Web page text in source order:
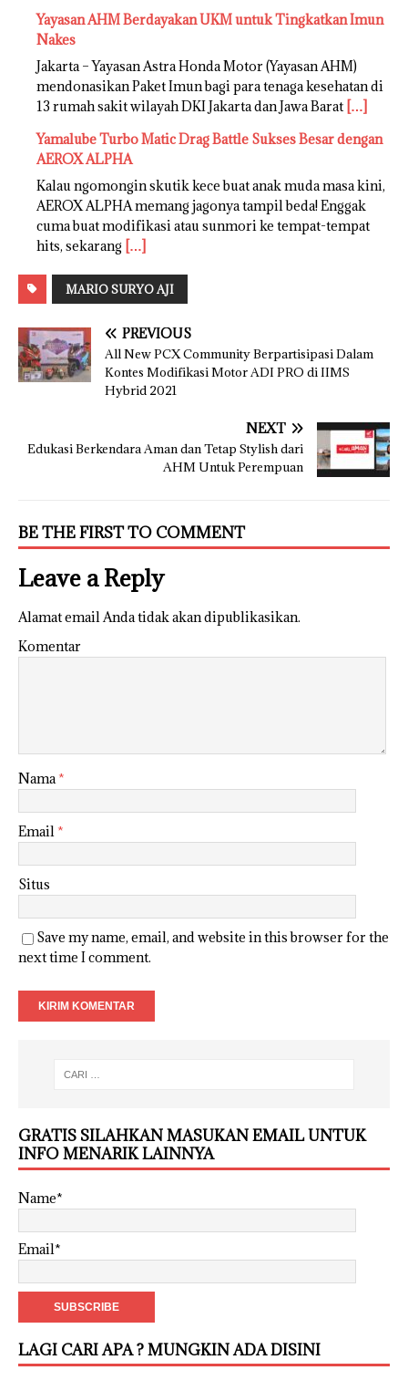
Yayasan AHM Berdayakan UKM untuk Tingkatkan Imun
Nakes
Jakarta – Yayasan Astra Honda Motor (Yayasan AHM)
mendonasikan Paket Imun bagi para tenaga kesehatan di
13 rumah sakit wilayah DKI Jakarta dan Jawa Barat […]
Yamalube Turbo Matic Drag Battle Sukses Besar dengan
AEROX ALPHA
Kalau ngomongin skutik kece buat anak muda masa kini,
AEROX ALPHA memang jagonya tampil beda! Enggak
cuma buat modifikasi atau sunmori ke tempat-tempat
hits, sekarang […]
MARIO SURYO AJI
PREVIOUS
All New PCX Community Berpartisipasi Dalam
Kontes Modifikasi Motor ADI PRO di IIMS
Hybrid 2021
NEXT
Edukasi Berkendara Aman dan Tetap Stylish dari
AHM Untuk Perempuan
BE THE FIRST TO COMMENT
Leave a Reply
Alamat email Anda tidak akan dipublikasikan.
Komentar
Nama*
Email *
Situs
Save my name, email, and website in this browser for the
next time I comment.
GRATIS SILAHKAN MASUKAN EMAIL UNTUK
INFO MENARIK LAINNYA
Name*
Email*
LAGI CARI APA ? MUNGKIN ADA DISINI